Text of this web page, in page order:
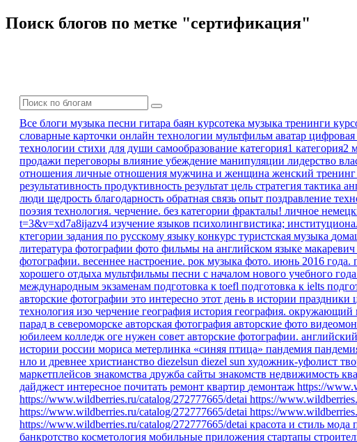
Поиск блогов по метке "сертификация"
Все блоги музыка песни гитара баян курсотека музыка тренинги
словарные карточки онлайн технологии мультфильм аватар цифровая
технологии стихи для души самообразование категория1 категория2
продажи переговоры влияние убеждение манипуляции лидерство
отношения личные отношения мужчина и женщина женский тренинг
результативность продуктивность результат цель стратегия тактика
люди щедрость благодарность обратная связь опыт поздравление
поэзия технология. черчение. без категории фракталы! личное
t=3&v=xd7a8ijazv4 изучение языков психолингвистика;
ктегории задания по русскому языку конкурс туристская музыка
литература фотографии фото фильмы на английском языке макаревич
фотографии. весеннее настроение. рок музыка фото. июнь 2016 года.
хорошего отдыха мультфильмы песни с началом нового учебного года
международным экзаменам подготовка к toefl подготовка к ielts
авторские фотографии это интересно этот день в истории праздники
технология изо черчение география история география. окружающий
парад в североморске авторская фотография авторские фото
юбилеем колледж оге нужен совет авторские фотографии.
истории россии мориса метерлинка «синяя птица» пандемия
нло и древнее христианство diezelsun diezel sun художник-уфолист
маркетплейсов знакомства дружба сайты знакомств недвижимость
дайджест интересное почитать ремонт квартир демонтаж https://
https://www.wildberries.ru/catalog/272777665/detai https://
https://www.wildberries.ru/catalog/272777665/detai https://
https://www.wildberries.ru/catalog/272777665/detai красота и стиль мода
банкротство косметология мобильные приложения стартапы